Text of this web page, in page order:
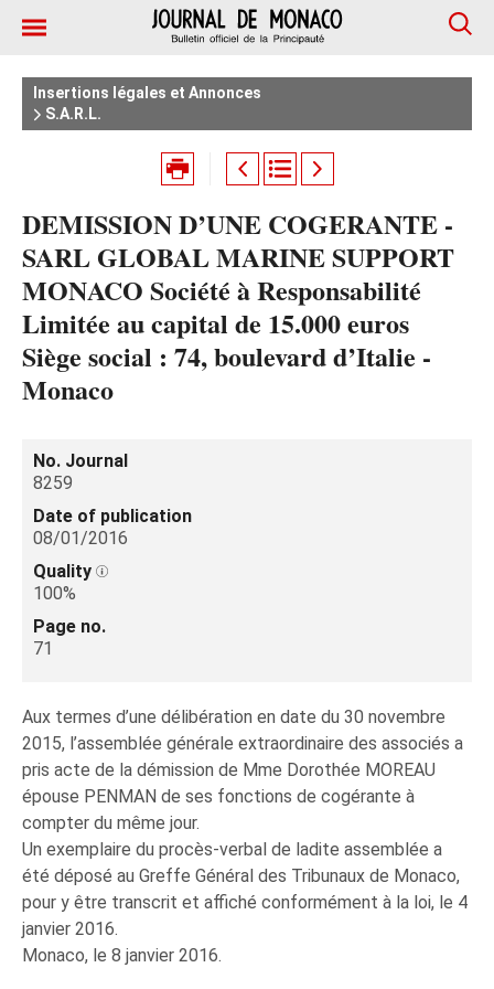
Insertions légales et Annonces
S.A.R.L.
DEMISSION D’UNE COGERANTE -
SARL GLOBAL MARINE SUPPORT
MONACO Société à Responsabilité
Limitée au capital de 15.000 euros
Siège social : 74, boulevard d’Italie -
Monaco
No. Journal
8259
Date of publication
08/01/2016
Quality
100%
Page no.
71
Aux termes d’une délibération en date du 30 novembre
2015, l’assemblée générale extraordinaire des associés a
pris acte de la démission de Mme Dorothée MOREAU
épouse PENMAN de ses fonctions de cogérante à
compter du même jour.
Un exemplaire du procès-verbal de ladite assemblée a
été déposé au Greffe Général des Tribunaux de Monaco,
pour y être transcrit et affiché conformément à la loi, le 4
janvier 2016.
Monaco, le 8 janvier 2016.